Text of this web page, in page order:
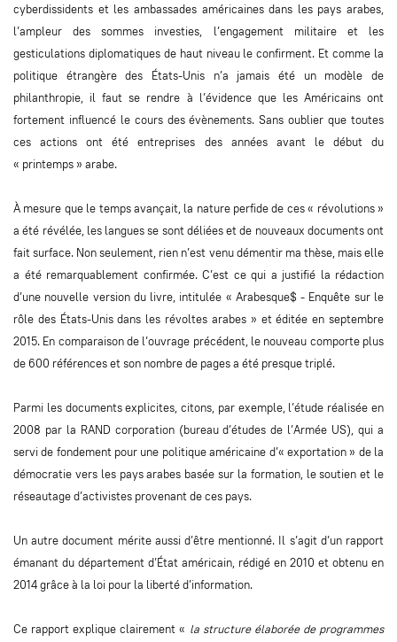
cyberdissidents et les ambassades américaines dans les pays arabes,
l’ampleur des sommes investies, l’engagement militaire et les
gesticulations diplomatiques de haut niveau le confirment. Et comme la
politique étrangère des États-Unis n’a jamais été un modèle de
philanthropie, il faut se rendre à l’évidence que les Américains ont
fortement influencé le cours des évènements. Sans oublier que toutes
ces actions ont été entreprises des années avant le début du
« printemps » arabe.
À mesure que le temps avançait, la nature perfide de ces « révolutions »
a été révélée, les langues se sont déliées et de nouveaux documents ont
fait surface. Non seulement, rien n’est venu démentir ma thèse, mais elle
a été remarquablement confirmée. C’est ce qui a justifié la rédaction
d’une nouvelle version du livre, intitulée « Arabesque$ - Enquête sur le
rôle des États-Unis dans les révoltes arabes » et éditée en septembre
2015. En comparaison de l’ouvrage précédent, le nouveau comporte plus
de 600 références et son nombre de pages a été presque triplé.
Parmi les documents explicites, citons, par exemple, l’étude réalisée en
2008 par la RAND corporation (bureau d’études de l’Armée US), qui a
servi de fondement pour une politique américaine d’« exportation » de la
démocratie vers les pays arabes basée sur la formation, le soutien et le
réseautage d’activistes provenant de ces pays.
Un autre document mérite aussi d’être mentionné. Il s’agit d’un rapport
émanant du département d’État américain, rédigé en 2010 et obtenu en
2014 grâce à la loi pour la liberté d’information.
Ce rapport explique clairement « la structure élaborée de programmes